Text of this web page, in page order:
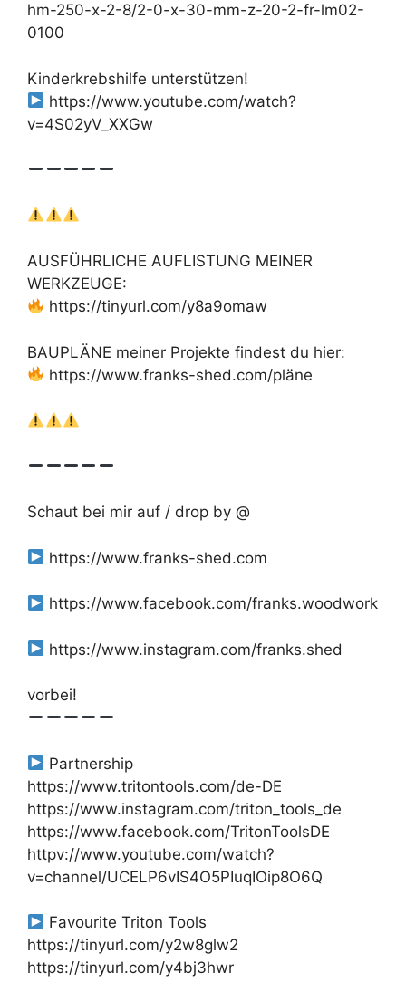
hm-250-x-2-8/2-0-x-30-mm-z-20-2-fr-lm02-
0100
Kinderkrebshilfe unterstützen!
https://www.youtube.com/watch?
v=4S02yV_XXGw
AUSFÜHRLICHE AUFLISTUNG MEINER
WERKZEUGE:
https://tinyurl.com/y8a9omaw
BAUPLÄNE meiner Projekte findest du hier:
https://www.franks-shed.com/pläne
Schaut bei mir auf / drop by @
https://www.franks-shed.com
https://www.facebook.com/franks.woodwork
https://www.instagram.com/franks.shed
vorbei!
Partnership
https://www.tritontools.com/de-DE
https://www.instagram.com/triton_tools_de
https://www.facebook.com/TritonToolsDE
httpv://www.youtube.com/watch?
v=channel/UCELP6vIS4O5PIuqIOip8O6Q
Favourite Triton Tools
https://tinyurl.com/y2w8glw2
https://tinyurl.com/y4bj3hwr